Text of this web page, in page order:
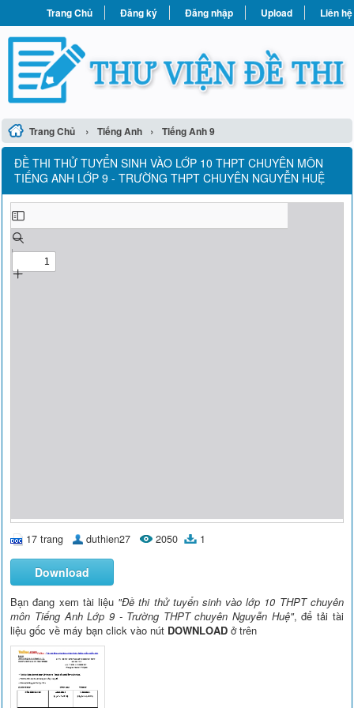
Trang Chủ Đăng ký Đăng nhập Upload Liên hệ
Trang Chủ › Tiếng Anh › Tiếng Anh 9
ĐỀ THI THỬ TUYỂN SINH VÀO LỚP 10 THPT CHUYÊN MÔN
TIẾNG ANH LỚP 9 - TRƯỜNG THPT CHUYÊN NGUYỄN HUỆ
17 trang duthien27 2050 1
Download
Bạn đang xem tài liệu "Đề thi thử tuyển sinh vào lớp 10 THPT chuyên
môn Tiếng Anh Lớp 9 - Trường THPT chuyên Nguyễn Huệ", để tải tài
liệu gốc về máy bạn click vào nút DOWNLOAD ở trên